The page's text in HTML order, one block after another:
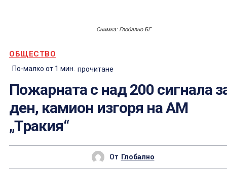
Снимка: Глобално БГ
ОБЩЕСТВО
По-малко от 1 мин. прочитане
Пожарната с над 200 сигнала
ден, камион изгоря на АМ
„Тракия“
От Глобално